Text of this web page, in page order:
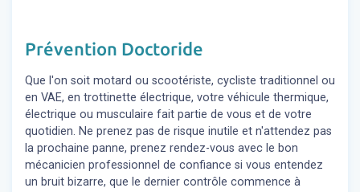
Prévention Doctoride
Que l'on soit motard ou scootériste, cycliste traditionnel ou
en VAE, en trottinette électrique, votre véhicule thermique,
électrique ou musculaire fait partie de vous et de votre
quotidien. Ne prenez pas de risque inutile et n'attendez pas
la prochaine panne, prenez rendez-vous avec le bon
mécanicien professionnel de confiance si vous entendez
un bruit bizarre, que le dernier contrôle commence à